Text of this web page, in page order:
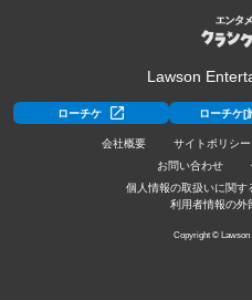
Lawson
ローチケ ローチケ[
会社概要 サイトポリシー
お問い合わせ
個人情報の取扱いに関す
利用者情報の外
Copyright © Lawson